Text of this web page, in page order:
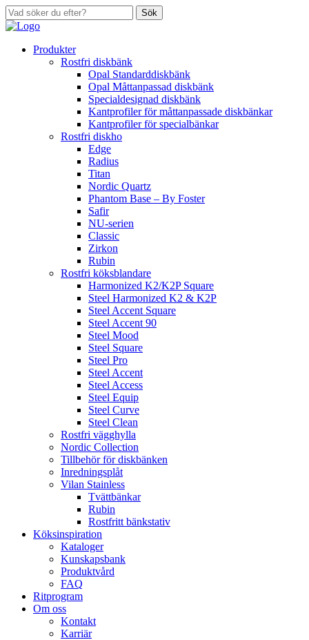
Sök
Produkter
Rostfri diskbänk
Opal Standarddiskbänk
Opal Måttanpassad diskbänk
Specialdesignad diskbänk
Kantprofiler för måttanpassade diskbänkar
Kantprofiler för specialbänkar
Rostfri diskho
Edge
Radius
Titan
Nordic Quartz
Phantom Base – By Foster
Safir
NU-serien
Classic
Zirkon
Rubin
Rostfri köksblandare
Harmonized K2/K2P Square
Steel Harmonized K2 & K2P
Steel Accent Square
Steel Accent 90
Steel Mood
Steel Square
Steel Pro
Steel Accent
Steel Access
Steel Equip
Steel Curve
Steel Clean
Rostfri vägghylla
Nordic Collection
Tillbehör för diskbänken
Inredningsplåt
Vilan Stainless
Tvättbänkar
Rubin
Rostfritt bänkstativ
Köksinspiration
Kataloger
Kunskapsbank
Produktvård
FAQ
Ritprogram
Om oss
Kontakt
Karriär